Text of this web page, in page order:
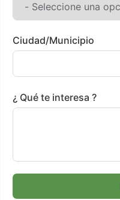
Ciudad/Municipio
¿ Qué te interesa ?